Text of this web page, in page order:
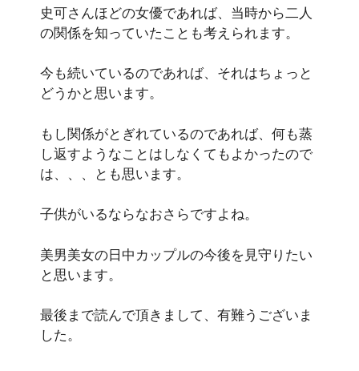
史可さんほどの女優であれば、当時から二人
の関係を知っていたことも考えられます。
今も続いているのであれば、それはちょっと
どうかと思います。
もし関係がとぎれているのであれば、何も蒸
し返すようなことはしなくてもよかったので
は、、、とも思います。
子供がいるならなおさらですよね。
美男美女の日中カップルの今後を見守りたい
と思います。
最後まで読んで頂きまして、有難うございま
した。